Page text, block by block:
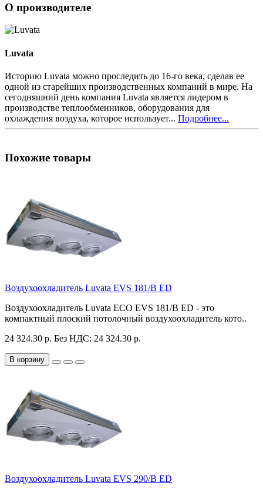
О производителе
Luvata
Историю Luvata можно проследить до 16-го века, сделав ее
одной из старейших производственных компаний в мире. На
сегодняшний день компания Luvata является лидером в
производстве теплообменников, оборудования для
охлаждения воздуха, которое использует... Подробнее...
Похожие товары
Воздухоохладитель Luvata EVS 181/B ED
Воздухоохладитель Luvata ECO EVS 181/B ED - это
компактный плоский потолочный воздухоохладитель кото..
24 324.30 р. Без НДС: 24 324.30 р.
В корзину
Воздухоохладитель Luvata EVS 290/B ED